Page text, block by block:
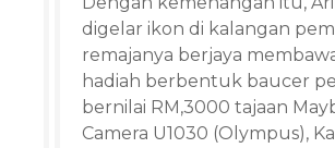
digelar ikon di kalangan
remajanya berjaya
hadiah berbentuk baucer
bernilai RM,3000 tajaan
Camera U1030 (Olympus),